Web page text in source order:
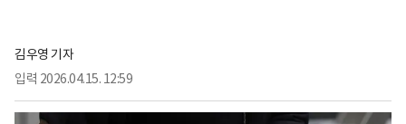
김우영 기자
입력 2026.04.15. 12:59